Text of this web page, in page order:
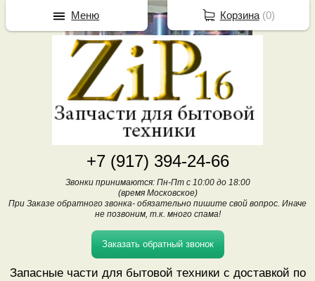
+7 (917) 394-24-66
Звонки принимаются: Пн-Пт с 10:00 до 18:00
(время Московское)
При Заказе обратного звонка- обязательно пишите свой вопрос. Иначе
не позвоним, т.к. много спама!
Заказать обратный звонок
Запасные части для бытовой техники с доставкой по
Корзина(0)
Меню